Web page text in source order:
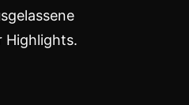
Highlights.